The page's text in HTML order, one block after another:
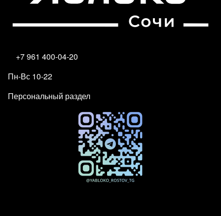
+7 961 400-04-20
Пн-Вс 10-22
Персональный раздел